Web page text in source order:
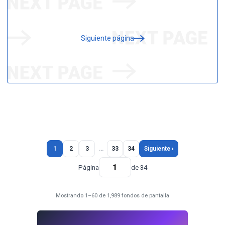
Siguiente página
1 2 3 … 33 34 Siguiente ›
Página de 34
Mostrando 1–60 de 1,989 fondos de pantalla